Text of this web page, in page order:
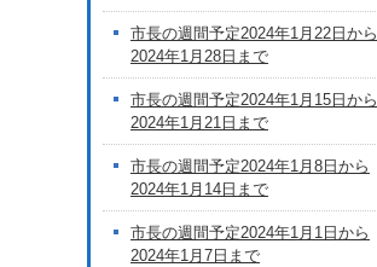
市長の週間予定2024年1月22日から
2024年1月28日まで
市長の週間予定2024年1月15日から
2024年1月21日まで
市長の週間予定2024年1月8日から
2024年1月14日まで
市長の週間予定2024年1月1日から
2024年1月7日まで